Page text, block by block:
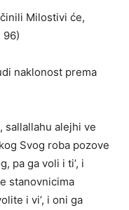
Milostivi će,
96)
naklonost prema
sallallahu alejhi ve
Svog roba pozove
pa ga voli i ti’, i
stanovnicima
i vi’, i oni ga